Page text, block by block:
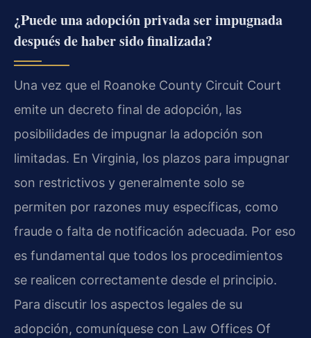
¿Puede una adopción privada ser impugnada
después de haber sido finalizada?
Una vez que el Roanoke County Circuit Court
emite un decreto final de adopción, las
posibilidades de impugnar la adopción son
limitadas. En Virginia, los plazos para impugnar
son restrictivos y generalmente solo se
permiten por razones muy específicas, como
fraude o falta de notificación adecuada. Por eso
es fundamental que todos los procedimientos
se realicen correctamente desde el principio.
Para discutir los aspectos legales de su
adopción, comuníquese con Law Offices Of